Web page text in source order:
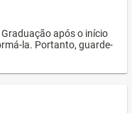
após o início
la. Portanto, guarde-